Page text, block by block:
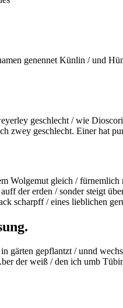
genennet Künlin / und
geschlecht / wie
zwey geschlecht. Einer hat
Wolgemut gleich /
der erden / sonder steigt
scharpff / eines lieblichen
gärten gepflantzt / unnd
der weiß / den ich umb